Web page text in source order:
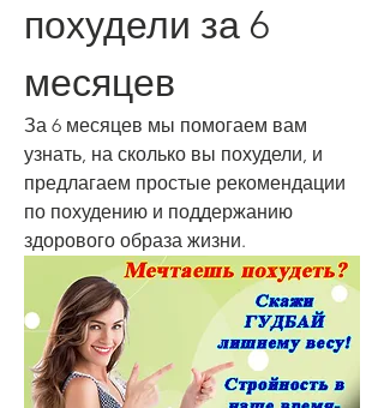
похудели за 6
месяцев
За 6 месяцев мы помогаем вам
узнать, на сколько вы похудели, и
предлагаем простые рекомендации
по похудению и поддержанию
здорового образа жизни.